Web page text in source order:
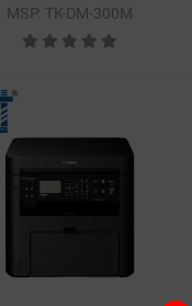
MSP: TK-DM-300M